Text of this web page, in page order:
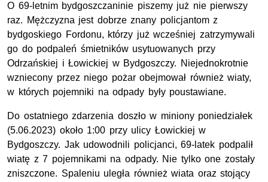
O 69-letnim bydgoszczaninie piszemy już nie pierwszy
raz. Mężczyzna jest dobrze znany policjantom z
bydgoskiego Fordonu, którzy już wcześniej zatrzymywali
go do podpaleń śmietników usytuowanych przy
Odrzańskiej i Łowickiej w Bydgoszczy. Niejednokrotnie
wzniecony przez niego pożar obejmował również wiaty,
w których pojemniki na odpady były poustawiane.
Do ostatniego zdarzenia doszło w miniony poniedziałek
(5.06.2023) około 1:00 przy ulicy Łowickiej w
Bydgoszczy. Jak udowodnili policjanci, 69-latek podpalił
wiatę z 7 pojemnikami na odpady. Nie tylko one zostały
zniszczone. Spaleniu uległa również wiata oraz stojący